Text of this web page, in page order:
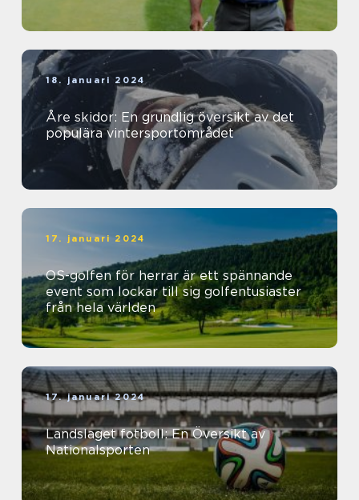
18. januari 2024
Åre skidor: En grundlig översikt av det
populära vintersportområdet
17. januari 2024
OS-golfen för herrar är ett spännande
event som lockar till sig golfentusiaster
från hela världen
17. januari 2024
Landslaget fotboll: En Översikt av
Nationalsporten